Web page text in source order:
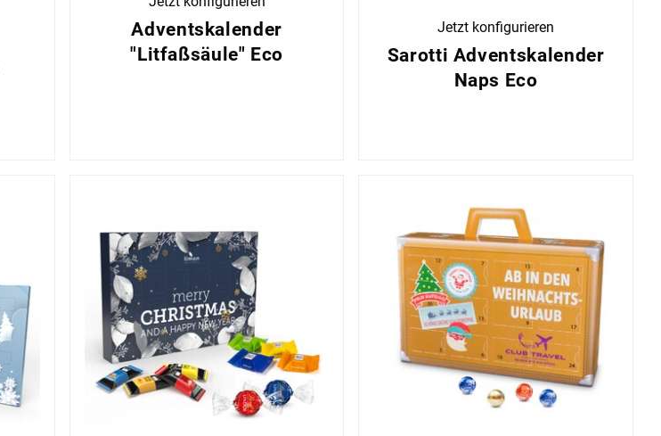
Adventskalender
"Litfaßsäule" Eco
Jetzt konfigurieren
Sarotti Adventskalender
Naps Eco